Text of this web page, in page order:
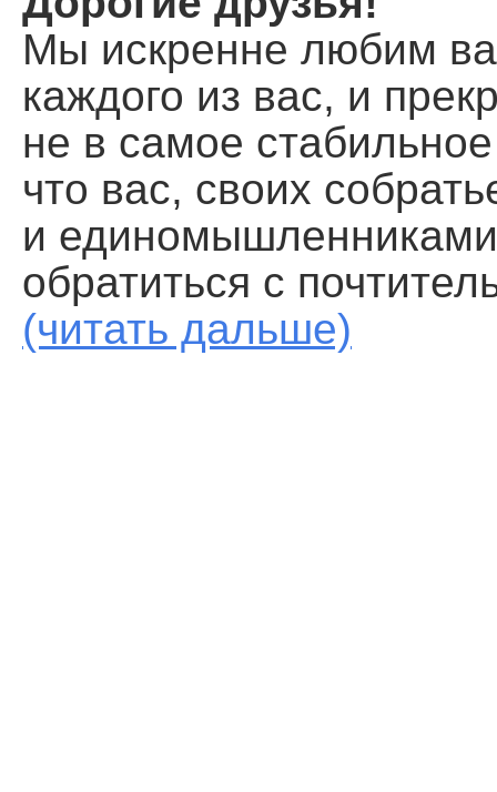
Помощь храму
Мы искренне любим
каждого из вас, и
не в самое
что вас, своих
и
обратиться с
(читать дальше)